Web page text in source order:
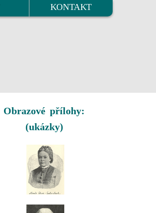
KONTAKT
Obrazové přílohy:
(ukázky)